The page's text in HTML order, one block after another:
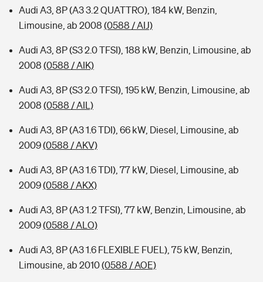
Audi A3, 8P (A3 3.2 QUATTRO), 184 kW, Benzin,
Limousine, ab 2008 (0588 / AIJ)
Audi A3, 8P (S3 2.0 TFSI), 188 kW, Benzin, Limousine, ab
2008 (0588 / AIK)
Audi A3, 8P (S3 2.0 TFSI), 195 kW, Benzin, Limousine, ab
2008 (0588 / AIL)
Audi A3, 8P (A3 1.6 TDI), 66 kW, Diesel, Limousine, ab
2009(0588 / AKV)
Audi A3, 8P (A3 1.6 TDI), 77 kW, Diesel, Limousine, ab
2009(0588 / AKX)
Audi A3, 8P (A3 1.2 TFSI), 77 kW, Benzin, Limousine, ab
2009(0588 / ALO)
Audi A3, 8P (A3 1.6 FLEXIBLE FUEL), 75 kW, Benzin,
Limousine, ab 2010(0588 / AOE)